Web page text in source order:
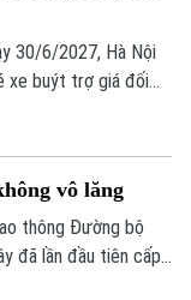
30/6/2027, Hà Nội
xe buýt trợ giá đối
cộng. Để triển khai
cầu cần xây dựng
xe buýt này.
vô lăng
thông Đường bộ
đã lần đầu tiên cấp